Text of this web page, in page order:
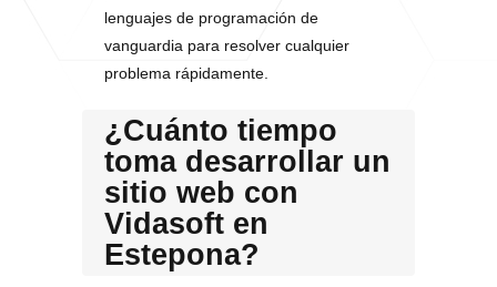
lenguajes de programación de
vanguardia para resolver cualquier
problema rápidamente.
¿Cuánto tiempo
toma desarrollar un
sitio web con
Vidasoft en
Estepona?